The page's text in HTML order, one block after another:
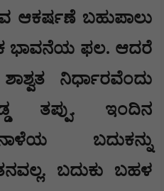
ಆಕರ್ಷಣೆ ಬಹುಪಾಲು
ಭಾವನೆಯ ಫಲ. ಆದರೆ
ನಿರ್ಧಾರವೆಂದು
ತಪ್ಪು. ಇಂದಿನ
ಬದುಕನ್ನು
ಬದುಕು ಬಹಳ